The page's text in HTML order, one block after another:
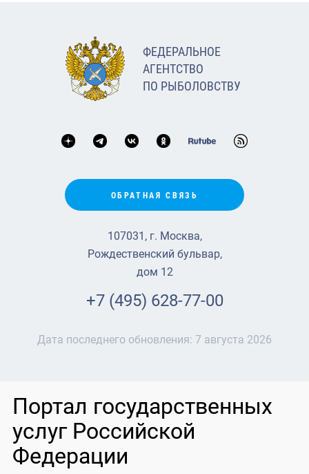
ФЕДЕРАЛЬНОЕ
АГЕНТСТВО
ПО РЫБОЛОВСТВУ
ОБРАТНАЯ СВЯЗЬ
107031, г. Москва,
Рождественский бульвар,
дом 12
+7 (495) 628-77-00
Дата последнего обновления: 7 августа 2026
Портал государственных
услуг Российской
Федерации